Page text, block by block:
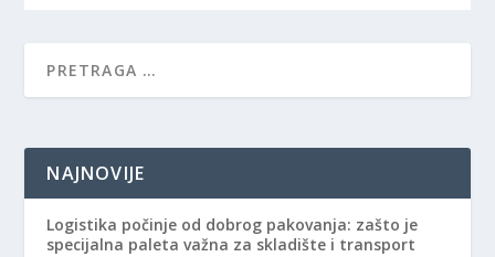
NAJNOVIJE
Logistika počinje od dobrog pakovanja: zašto je
specijalna paleta važna za skladište i transport